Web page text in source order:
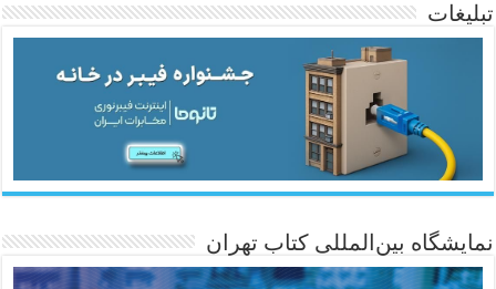
ئاژانسی هەواڵی مێهر
تبلیغات
نمایشگاه بین‌المللی کتاب تهران